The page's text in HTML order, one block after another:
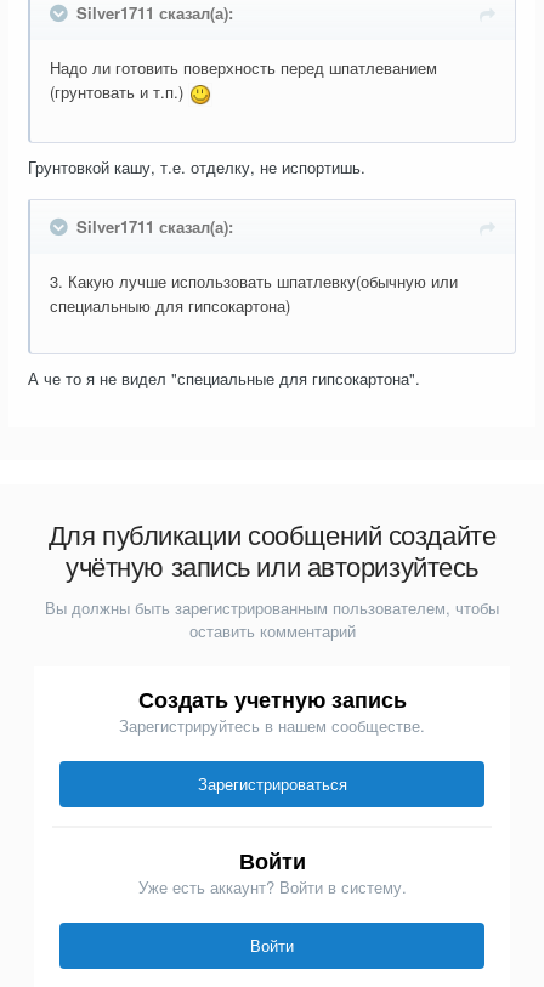
Silver1711 сказал(а):
Надо ли готовить поверхность перед шпатлеванием
(грунтовать и т.п.)
Грунтовкой кашу, т.е. отделку, не испортишь.
Silver1711 сказал(а):
3. Какую лучше использовать шпатлевку(обычную или
специальныю для гипсокартона)
А че то я не видел "специальные для гипсокартона".
Для публикации сообщений создайте
учётную запись или авторизуйтесь
Вы должны быть зарегистрированным пользователем, чтобы
оставить комментарий
Создать учетную запись
Зарегистрируйтесь в нашем сообществе.
Зарегистрироваться
Войти
Уже есть аккаунт? Войти в систему.
Войти